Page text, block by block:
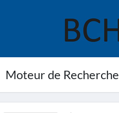
Moteur de Recherche